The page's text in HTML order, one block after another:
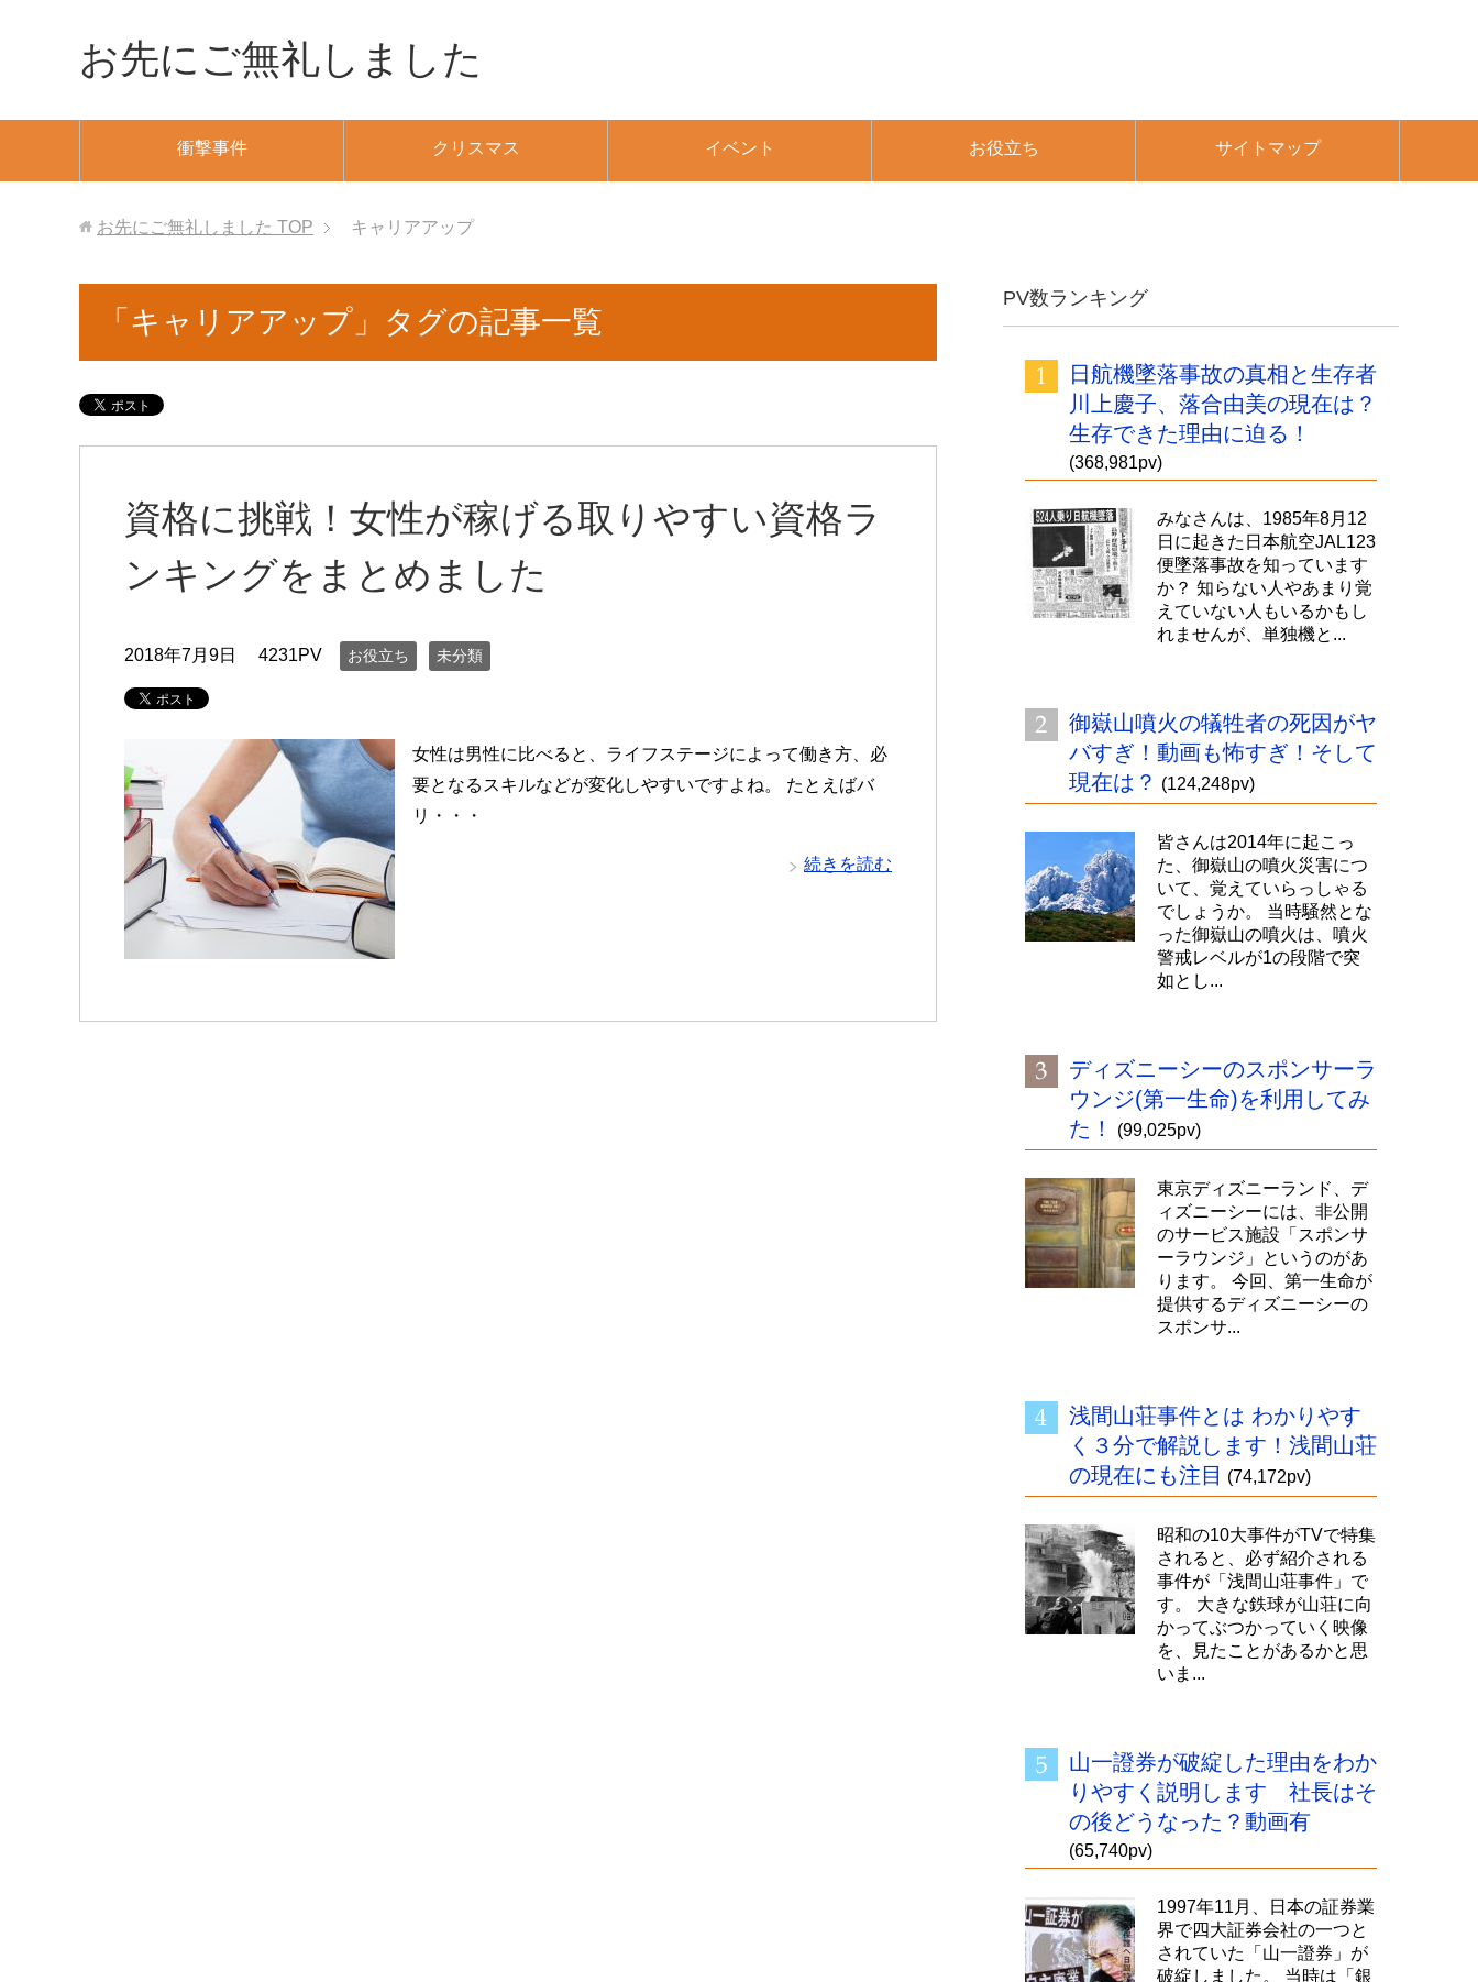
お先にご無礼しました
衝撃事件 クリスマス イベント お役立ち サイトマップ
お先にご無礼しました TOP キャリアアップ
「キャリアアップ」タグの記事一覧
資格に挑戦！女性が稼げる取りやすい資格ラ
ンキングをまとめました
2018年7月9日 4231PV お役立ち 未分類
女性は男性に比べると、ライフステージによって働き方、必
要となるスキルなどが変化しやすいですよね。 たとえばバ
リ・・・
続きを読む
PV数ランキング
日航機墜落事故の真相と生存者
川上慶子、落合由美の現在は？
生存できた理由に迫る！
(368,981pv)
みなさんは、1985年8月12
日に起きた日本航空JAL123
便墜落事故を知っています
か？ 知らない人やあまり覚
えていない人もいるかもし
れませんが、単独機と...
御嶽山噴火の犠牲者の死因がヤ
バすぎ！動画も怖すぎ！そして
現在は？ (124,248pv)
皆さんは2014年に起こっ
た、御嶽山の噴火災害につ
いて、覚えていらっしゃる
でしょうか。 当時騒然とな
った御嶽山の噴火は、噴火
警戒レベルが1の段階で突
如とし...
ディズニーシーのスポンサーラ
ウンジ(第一生命)を利用してみ
た！
(99,025pv)
東京ディズニーランド、デ
ィズニーシーには、非公開
のサービス施設「スポンサ
ーラウンジ」というのがあ
ります。 今回、第一生命が
提供するディズニーシーの
スポンサ...
浅間山荘事件とは わかりやす
く３分で解説します！浅間山荘
の現在にも注目 (74,172pv)
昭和の10大事件がTVで特集
されると、必ず紹介される
事件が「浅間山荘事件」で
す。 大きな鉄球が山荘に向
かってぶつかっていく映像
を、見たことがあるかと思
いま...
山一證券が破綻した理由をわか
りやすく説明します 社長はそ
の後どうなった？動画有
(65,740pv)
1997年11月、日本の証券業
界で四大証券会社の一つと
されていた「山一證券」が
破綻しました。 当時は「銀